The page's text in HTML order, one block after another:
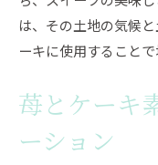
は、その土地の気候
ーキに使用すること
苺とケーキ
ーション